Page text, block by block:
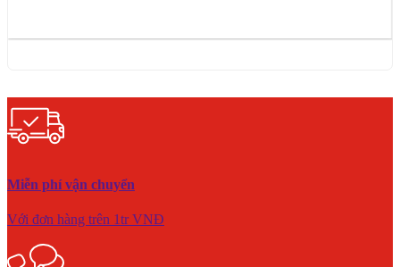
Miễn phí vận chuyển
Với đơn hàng trên 1tr VNĐ